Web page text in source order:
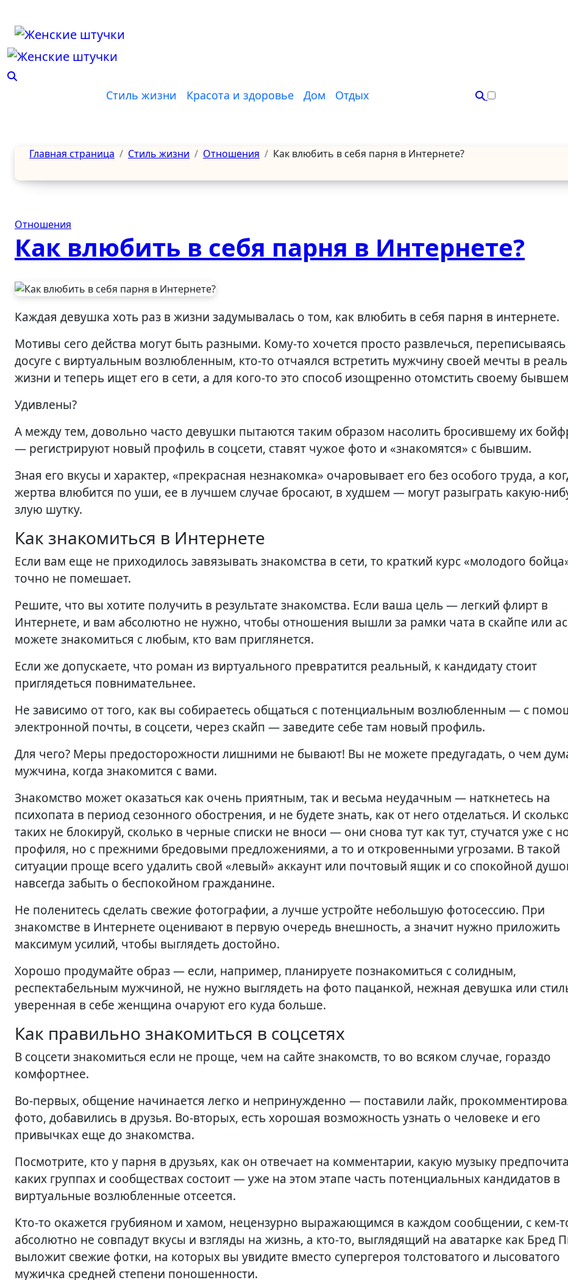
содержанию
Стиль жизни Красота и здоровье Дом Отдых
Главная страница Стиль жизни Отношения Как влюбить в себя парня в Интернете?
Отношения
Как влюбить в себя парня в Интернете?
Каждая девушка хоть раз в жизни задумывалась о том, как влюбить в себя парня в интернете.
Мотивы сего действа могут быть разными. Кому-то хочется просто развлечься,
досуге с виртуальным возлюбленным, кто-то отчаялся встретить мужчину своей мечты в
жизни и теперь ищет его в сети, а для кого-то это способ изощренно отомстить своему
Удивлены?
А между тем, довольно часто девушки пытаются таким образом насолить бросившему их
— регистрируют новый профиль в соцсети, ставят чужое фото и «знакомятся» с бывшим.
Зная его вкусы и характер, «прекрасная незнакомка» очаровывает его без особого труда, а
жертва влюбится по уши, ее в лучшем случае бросают, в худшем — могут разыграть какую-
злую шутку.
Как знакомиться в Интернете
Если вам еще не приходилось завязывать знакомства в сети, то краткий курс «молодого
точно не помешает.
Решите, что вы хотите получить в результате знакомства. Если ваша цель — легкий флирт в
Интернете, и вам абсолютно не нужно, чтобы отношения вышли за рамки чата в скайпе или
можете знакомиться с любым, кто вам приглянется.
Если же допускаете, что роман из виртуального превратится реальный, к кандидату стоит
приглядеться повнимательнее.
Не зависимо от того, как вы собираетесь общаться с потенциальным возлюбленным — с
электронной почты, в соцсети, через скайп — заведите себе там новый профиль.
Для чего? Меры предосторожности лишними не бывают! Вы не можете предугадать, о чем
мужчина, когда знакомится с вами.
Знакомство может оказаться как очень приятным, так и весьма неудачным — наткнетесь на
психопата в период сезонного обострения, и не будете знать, как от него отделаться. И
таких не блокируй, сколько в черные списки не вноси — они снова тут как тут, стучатся уже с
профиля, но с прежними бредовыми предложениями, а то и откровенными угрозами. В такой
ситуации проще всего удалить свой «левый» аккаунт или почтовый ящик и со спокойной
навсегда забыть о беспокойном гражданине.
Не поленитесь сделать свежие фотографии, а лучше устройте небольшую фотосессию. При
знакомстве в Интернете оценивают в первую очередь внешность, а значит нужно приложить
максимум усилий, чтобы выглядеть достойно.
Хорошо продумайте образ — если, например, планируете познакомиться с солидным,
респектабельным мужчиной, не нужно выглядеть на фото пацанкой, нежная девушка или
уверенная в себе женщина очаруют его куда больше.
Как правильно знакомиться в соцсетях
В соцсети знакомиться если не проще, чем на сайте знакомств, то во всяком случае, гораздо
комфортнее.
Во-первых, общение начинается легко и непринужденно — поставили лайк,
фото, добавились в друзья. Во-вторых, есть хорошая возможность узнать о человеке и его
привычках еще до знакомства.
Посмотрите, кто у парня в друзьях, как он отвечает на комментарии, какую музыку
каких группах и сообществах состоит — уже на этом этапе часть потенциальных кандидатов в
виртуальные возлюбленные отсеется.
Кто-то окажется грубияном и хамом, нецензурно выражающимся в каждом сообщении, с кем-
абсолютно не совпадут вкусы и взгляды на жизнь, а кто-то, выглядящий на аватарке как Бред
выложит свежие фотки, на которых вы увидите вместо супергероя толстоватого и лысоватого
мужичка средней степени поношенности.